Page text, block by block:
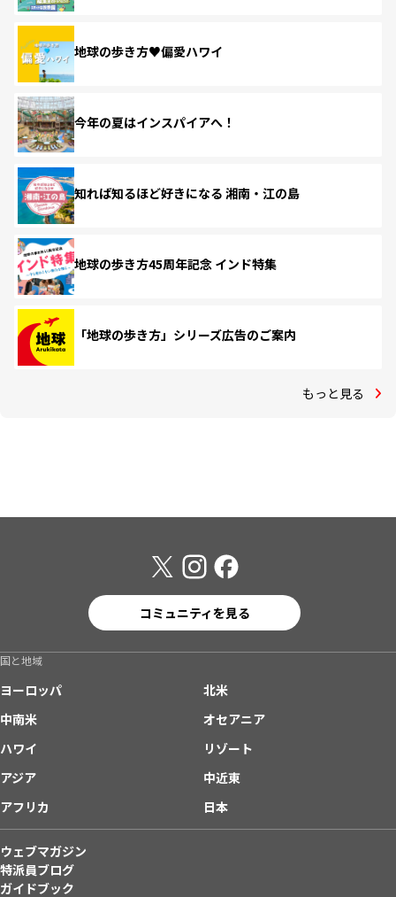
地球の歩き方♥偏愛ハワイ
今年の夏はインスパイアへ！
知れば知るほど好きになる 湘南・江の島
地球の歩き方45周年記念 インド特集
「地球の歩き方」シリーズ広告のご案内
もっと見る
コミュニティを見る
国と地域
ヨーロッパ
北米
中南米
オセアニア
ハワイ
リゾート
アジア
中近東
アフリカ
日本
ウェブマガジン
特派員ブログ
ガイドブック